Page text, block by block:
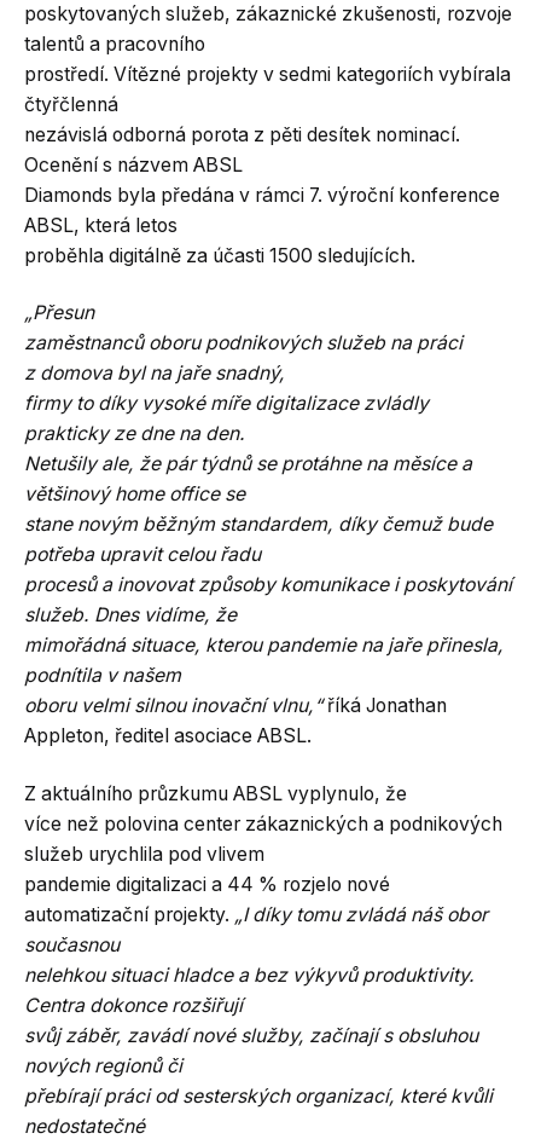
poskytovaných služeb, zákaznické zkušenosti, rozvoje
talentů a pracovního
prostředí. Vítězné projekty v sedmi kategoriích vybírala
čtyřčlenná
nezávislá odborná porota z pěti desítek nominací.
Ocenění s názvem ABSL
Diamonds byla předána v rámci 7. výroční konference
ABSL, která letos
proběhla digitálně za účasti 1500 sledujících.
„Přesun
zaměstnanců oboru podnikových služeb na práci
z domova byl na jaře snadný,
firmy to díky vysoké míře digitalizace zvládly
prakticky ze dne na den.
Netušily ale, že pár týdnů se protáhne na měsíce a
většinový home office se
stane novým běžným standardem, díky čemuž bude
potřeba upravit celou řadu
procesů a inovovat způsoby komunikace i poskytování
služeb. Dnes vidíme, že
mimořádná situace, kterou pandemie na jaře přinesla,
podnítila v našem
oboru velmi silnou inovační vlnu,“říká Jonathan
Appleton, ředitel asociace ABSL.
Z aktuálního průzkumu ABSL vyplynulo, že
více než polovina center zákaznických a podnikových
služeb urychlila pod vlivem
pandemie digitalizaci a 44 % rozjelo nové
automatizační projekty. „I díky tomu zvládá náš obor
současnou
nelehkou situaci hladce a bez výkyvů produktivity.
Centra dokonce rozšiřují
svůj záběr, zavádí nové služby, začínají s obsluhou
nových regionů či
přebírají práci od sesterských organizací, které kvůli
nedostatečné